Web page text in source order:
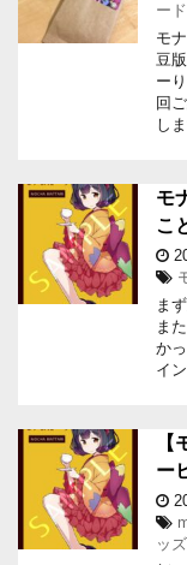
ード
モ
豆
ー
回
し
モ
こ
ま
ま
か
イ
ー
ッズ